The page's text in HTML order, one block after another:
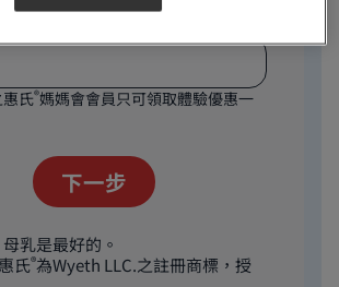
氏®媽媽會會員只可領取體驗優惠一
乳是最好的。
氏®為Wyeth LLC.之註冊商標，授